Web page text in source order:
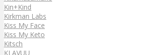
Kin+Kind
Kirkman Labs
Kiss My Face
Kiss My Keto
Kitsch
KLAVUU